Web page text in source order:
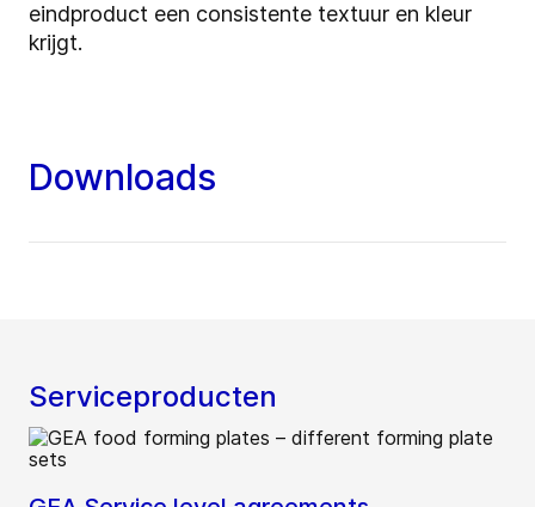
eindproduct een consistente textuur en kleur
krijgt.
Downloads
Serviceproducten